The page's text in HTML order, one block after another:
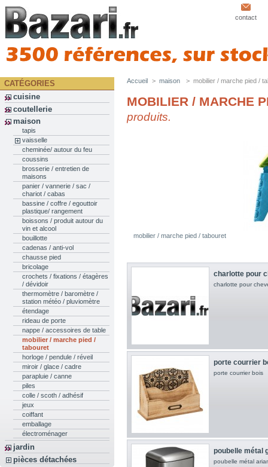
contact
CATÉGORIES
cuisine
coutellerie
maison
tapis
vaisselle
cheminée/ autour du feu
coussins
brosserie / entretien de
maisons
panier / vannerie / sac /
chariot / cabas
bassine / coffre / egouttoir
plastique/ rangement
boissons / produit autour du
vin et alcool
bouillotte
cadenas / anti-vol
chausse pied
bricolage
crochets / fixations / étagères
/ dévidoir
thermomètre / baromètre /
station météo / pluviomètre
étendage
rideau de porte
nappe / accessoires de table
mobilier / marche pied /
tabouret
horloge / pendule / réveil
miroir / glace / cadre
parapluie / canne
piles
colle / scoth / adhésif
jeux
coiffant
emballage
électroménager
jardin
pièces détachées
Accueil > maison > mobilier / marche pied /
MOBILIER / MARCHE
produits.
mobilier / marche pied / tabouret
charlotte pour
charlotte pour
porte courrier
porte courrier bois
poubelle métal
poubelle métal